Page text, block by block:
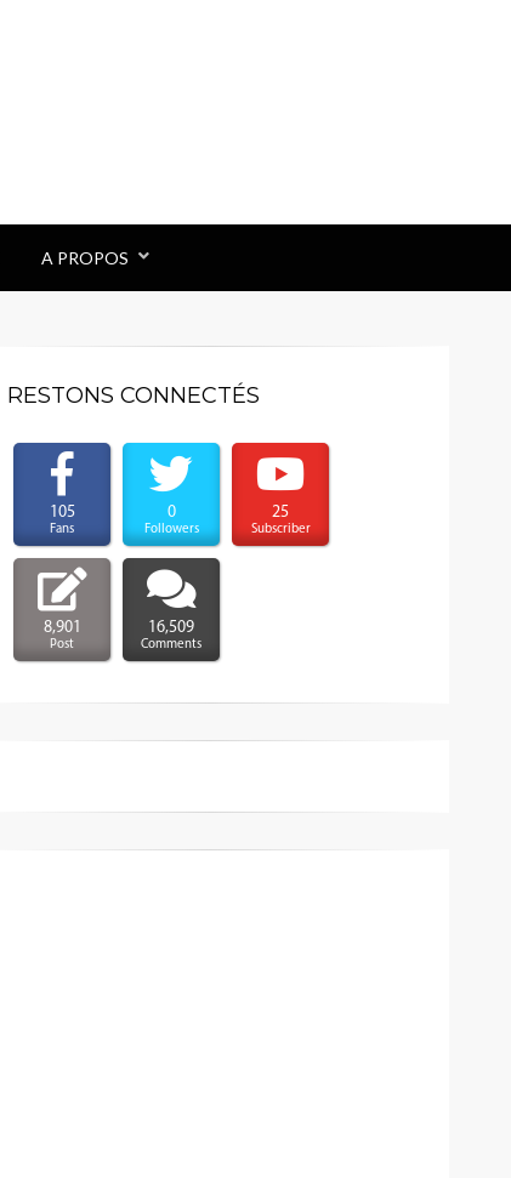
A PROPOS
RESTONS CONNECTÉS
105
Fans
0
Followers
25
Subscriber
8,901
Post
16,509
Comments